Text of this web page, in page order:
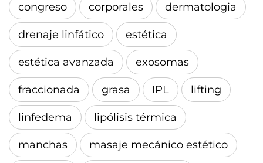
congreso corporales dermatologia
drenaje linfático estética
estética avanzada exosomas
fraccionada grasa IPL lifting
linfedema lipólisis térmica
manchas masaje mecánico estético